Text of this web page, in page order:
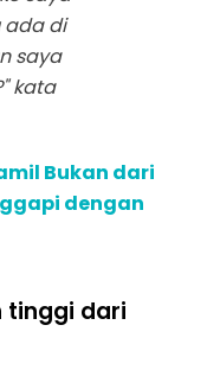
ada di
saya
kata
Bukan dari
dengan
tinggi dari